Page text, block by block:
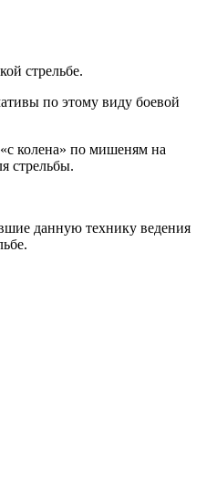
стрельбе.
по этому виду боевой
колена» по мишеням на
стрельбы.
данную технику ведения